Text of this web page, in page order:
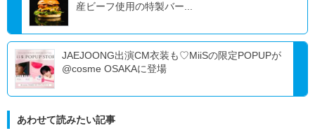
産ビーフ使用の特製バー...
JAEJOONG出演CM衣装も♡MiiSの限定POPUPが
@cosme OSAKAに登場
あわせて読みたい記事